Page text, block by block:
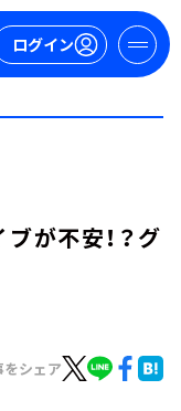
ログイン
が不安！？グ
をシェア